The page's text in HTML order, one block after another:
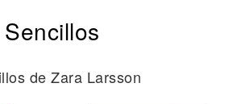
Sencillos
de Zara Larsson